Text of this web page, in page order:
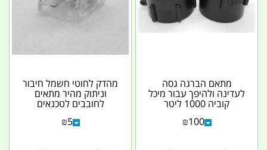
מתאם הברגה גסה
לעדינה ולהיפך עבור מיכל
קוביה 1000 ליטר
30...
₪100
מהדק לחוטי חשמל חיבור
וניתוק מהיר מתאים
לחובבים לטכנאים
₪5